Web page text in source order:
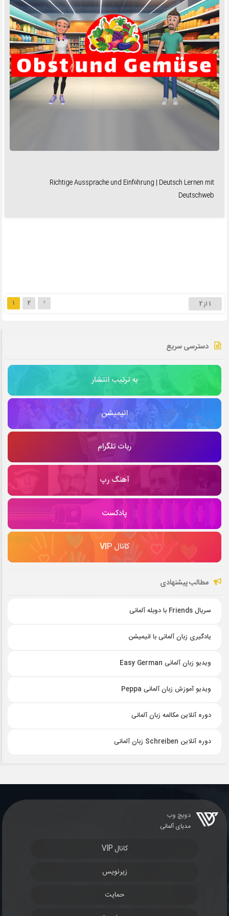
Richtige Aussprache und Einführung | Deutsch Lernen mit
Deutschweb
1 از 2 1 2
دسترسی سریع
به ترتیب انتشار
انیمیشن
ربات تلگرام
آهنگ رپ
پادکست
کانال VIP
مطالب پیشنهادی
سریال Friends با دوبله آلمانی
یادگیری زبان آلمانی با انیمیشن
ویدیو زبان آلمانی Easy German
ویدیو آموزش زبان آلمانی Peppa
دوره آنلاین مکالمه زبان آلمانی
دوره آنلاین Schreiben زبان آلمانی
دویچ وب
مدیای آلمانی
کانال VIP
زیرنویس
حمایت